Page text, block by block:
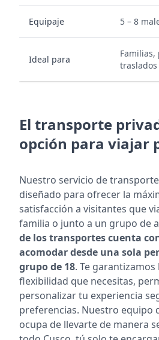
Equipaje 5 – 8
Ideal para
traslados
El transporte
opción para viajar
Nuestro servicio de
diseñado para ofrecer la
satisfacción a visitantes que
familia o junto a un grupo de
de los transportes cuenta
acomodar desde una sola
grupo de 18. Te
flexibilidad que necesitas,
personalizar tu experiencia
preferencias. Nuestro equipo
ocupa de llevarte de manera